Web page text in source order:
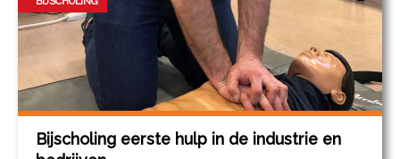
Bijscholing eerste hulp in de industrie en